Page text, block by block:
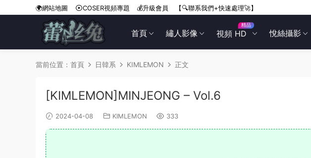
首頁 繡人影像 視頻 HD
精品
悅絲攝影
🌍網站地圖 COSER視頻專題 💰升級會員 【🔍聯系我們+快速處理🚀】
當前位置： 首頁 日韓系 KIMLEMON 正文
[KIMLEMON]MINJEONG – Vol.6
2024-04-08 KIMLEMON 333